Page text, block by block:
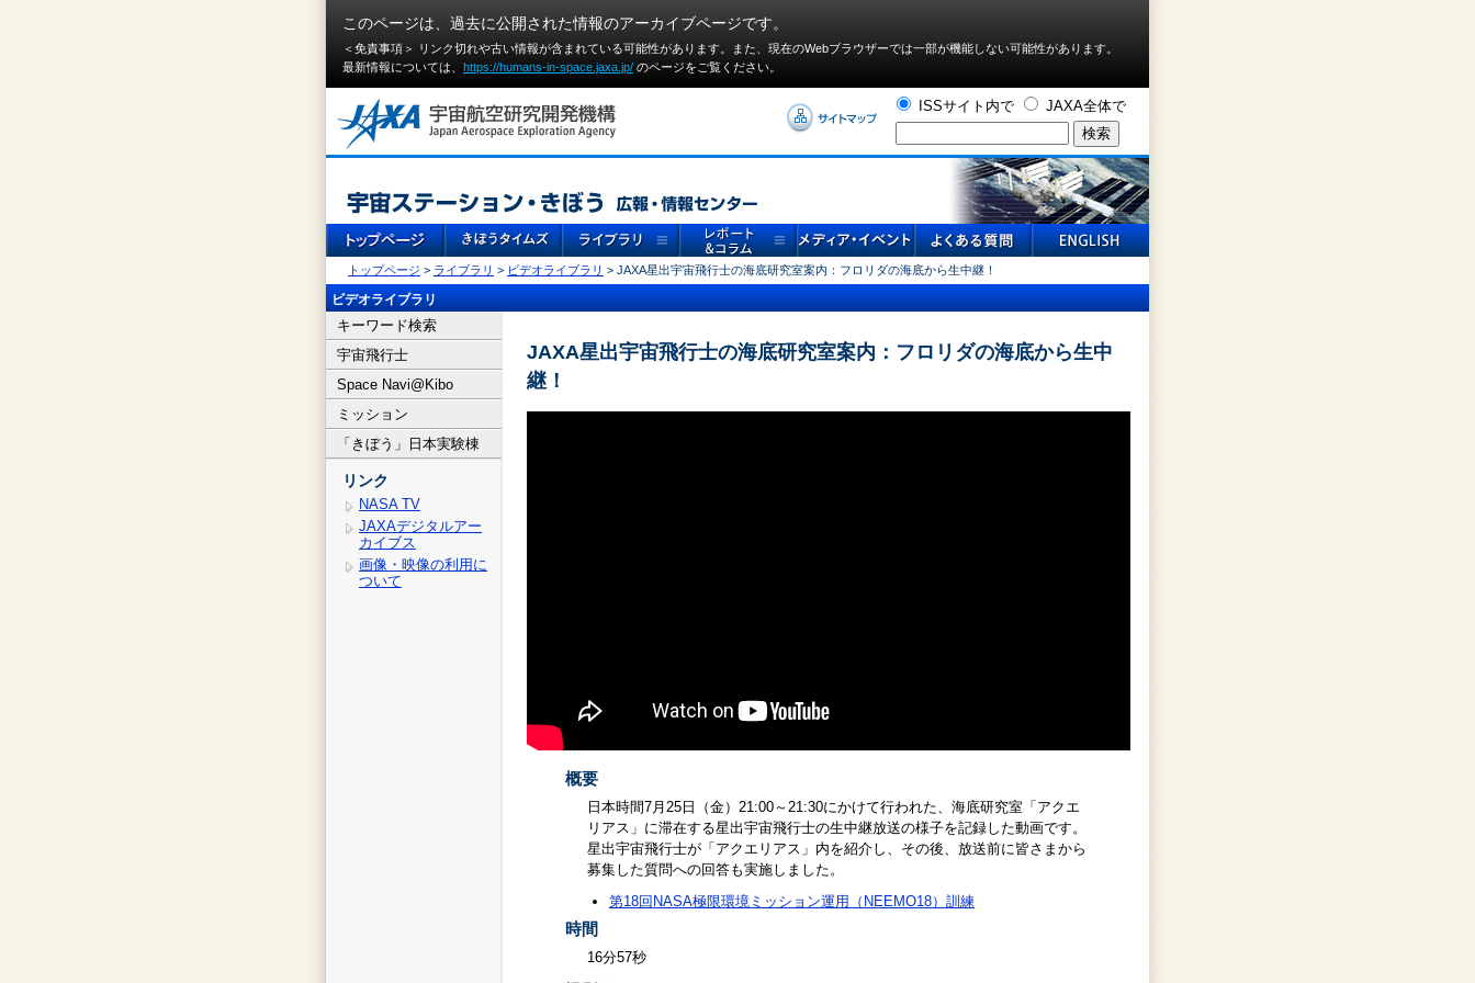
このページは、過去に公開された情報のアーカイブページです。
＜免責事項＞ リンク切れや古い情報が含まれている可能性があります。また、現在のWebブラウザーでは⼀部が機能しない可能性があります。
最新情報については、 https://humans-in-space.jaxa.jp/ のページをご覧ください。
ISSサイト内で JAXA全体で
トップページ > ライブラリ > ビデオライブラリ > JAXA星出宇宙飛行士の海底研究室案内：フロリダの海底から生中継！
ビデオライブラリ
キーワード検索
宇宙飛行士
Space Navi@Kibo
ミッション
「きぼう」日本実験棟
リンク
NASA TV
JAXAデジタルアー
カイブス
画像・映像の利用に
ついて
JAXA星出宇宙飛行士の海底研究室案内：フロリダの海底から生中
継！
概要
日本時間7月25日（金）21:00～21:30にかけて行われた、海底研究室「アクエ
リアス」に滞在する星出宇宙飛行士の生中継放送の様子を記録した動画です。
星出宇宙飛行士が「アクエリアス」内を紹介し、その後、放送前に皆さまから
募集した質問への回答も実施しました。
第18回NASA極限環境ミッション運用（NEEMO18）訓練
時間
16分57秒